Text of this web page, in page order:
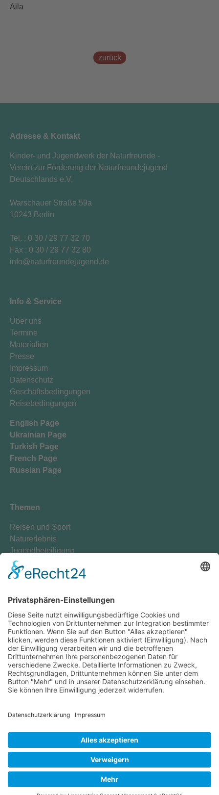
Aila
zurück
Adresse & Kontakt
Kinder- und Jugendwerk der Naturfreunde -
Verein zur Förderung der Naturfreundejugend
Deutschlands e.V.
Warschauer Straße 59a
10243 Berlin
Tel. : 0 30 / 29 77 32 70
Fax : 0 30 / 29 77 32 80
info naturfreund ejugend .d e
Info & Service
Über uns
Termine
Materialien
Presse
Impressum
Datenschutz
Geschäftsbedingungen
Reisebedingungen
English Page
Ukrainian Page
Turkish Page
French Page
Russian Page
Themen
Reisen und Sport
Naturerlebnis
Jugendbeteiligung
Transformation
Klimaschutz
Diversität
Mitmachen
Mitglied werden
Hochschulgruppen
Teamen
Spenden